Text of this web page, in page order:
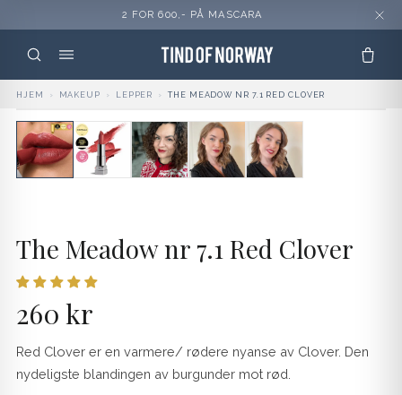
2 FOR 600,- PÅ MASCARA
HJEM › MAKEUP › LEPPER › THE MEADOW NR 7.1 RED CLOVER
The Meadow nr 7.1 Red Clover
260 kr
Red Clover er en varmere/ rødere nyanse av Clover. Den
nydeligste blandingen av burgunder mot rød.